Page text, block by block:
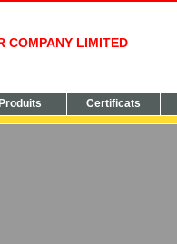
COMPANY LIMITED
Produits Certificats